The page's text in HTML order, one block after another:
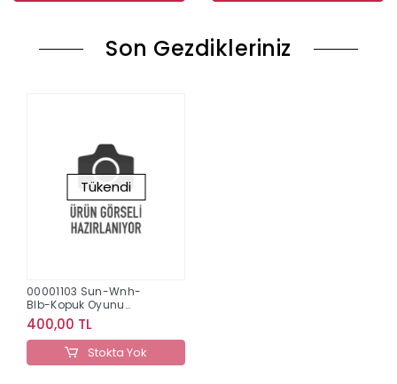
Son Gezdikleriniz
Tükendi
00001103 Sun-Wnh-
Blb-Kopuk Oyunu
Monster Bubble Baton
Skl.266Ml.Krtl.4R.12D.
400,00 TL
Stokta Yok